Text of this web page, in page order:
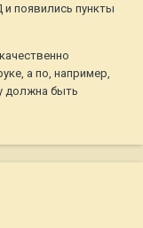
появились пункты
а по, например,
должна быть